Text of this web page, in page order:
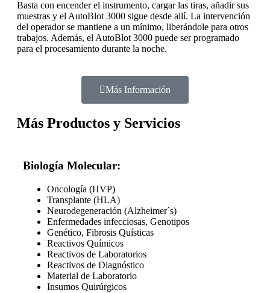
Basta con encender el instrumento, cargar las tiras, añadir sus
muestras y el AutoBlot 3000 sigue desde allí. La intervención
del operador se mantiene a un mínimo, liberándole para otros
trabajos. Además, el AutoBlot 3000 puede ser programado
para el procesamiento durante la noche.
Más Información
Más Productos y Servicios
Biología Molecular:
Oncología (HVP)
Transplante (HLA)
Neurodegeneración (Alzheimer´s)
Enfermedades infecciosas, Genotipos
Genético, Fibrosis Quísticas
Reactivos Químicos
Reactivos de Laboratorios
Reactivos de Diagnóstico
Material de Laboratorio
Insumos Quirúrgicos